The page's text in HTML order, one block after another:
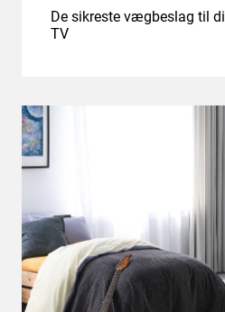
De sikreste vægbeslag til
TV